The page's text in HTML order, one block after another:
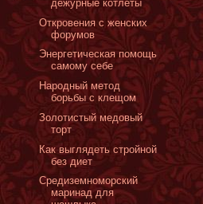
дежурные котлеты
Откровения с женских
форумов
Энергетическая помощь
самому себе
Народный метод
борьбы с клещом
Золотистый медовый
торт
Как выглядеть стройной
без диет
Средиземноморский
маринад для